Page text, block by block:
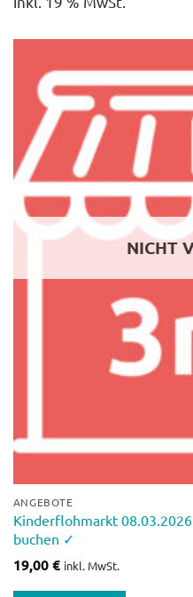
NICHT
ANGEBOTE
Kinderflohmarkt
buchen ✓
19,00€ inkl. MwSt.